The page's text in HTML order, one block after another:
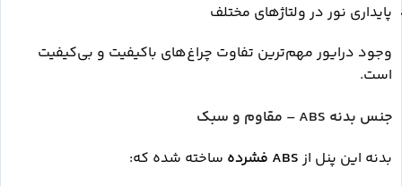
پایداری نور در ولتاژهای مختلف
وجود درایور مهم‌ترین تفاوت چراغ‌های باکیفیت و بی‌کیفیت
است.
جنس بدنه ABS – مقاوم و سبک
بدنه این پنل از ABS فشرده
ساخته شده که: